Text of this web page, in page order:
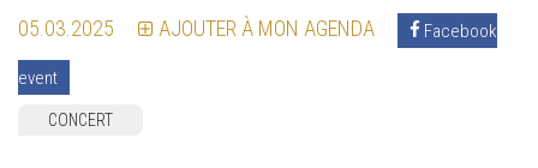
05.03.2025 AJOUTER À MON AGENDA Facebook
event
CONCERT